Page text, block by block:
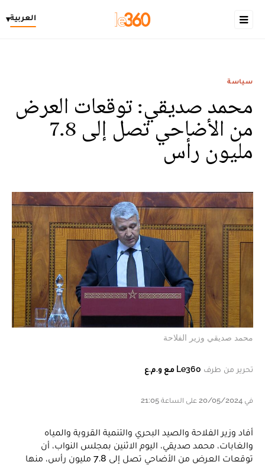
العربية▾
سياسة
محمد صديقي: توقعات العرض
من الأضاحي تصل إلى 7.8
مليون رأس
محمد صديقي وزير الفلاحة
تحرير من طرف Le360 مع و.م.ع
في 20/05/2024 على الساعة 21:05
أفاد وزير الفلاحة والصيد البحري والتنمية القروية والمياه
والغابات، محمد صديقي، اليوم الاثنين بمجلس النواب، أن
توقعات العرض من الأضاحي تصل إلى 7.8 مليون رأس، منها